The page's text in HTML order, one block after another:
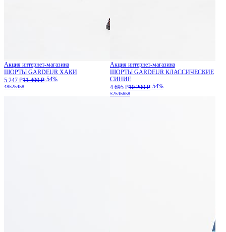
Акция интернет-магазина
ШОРТЫ GARDEUR ХАКИ
5 247 ₽11 400 ₽-54%
48525458
Акция интернет-магазина
ШОРТЫ GARDEUR КЛАССИЧЕСКИЕ
СИНИЕ
4 695 ₽10 200 ₽-54%
52545658